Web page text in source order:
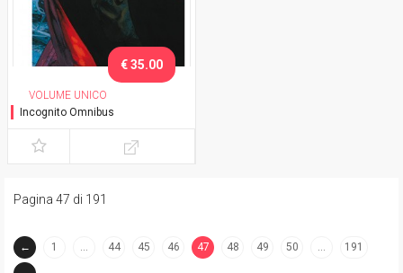
VOLUME UNICO
Incognito Omnibus
€ 35.00
Pagina 47 di 191
← 1 … 44 45 46
47
48 49 50 … 191